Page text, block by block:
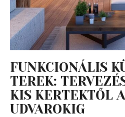
FUNKCIONÁLIS
TEREK:
KIS KERTEKTŐL
UDVAROKIG